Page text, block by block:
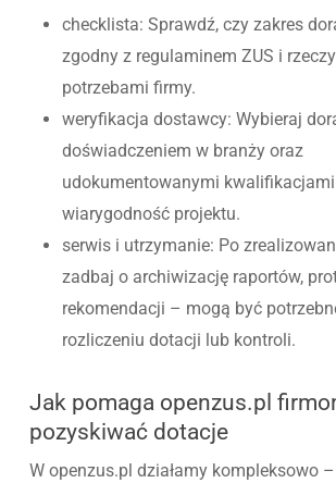
checklista: Sprawdź, czy zakres
zgodny z regulaminem ZUS i
potrzebami firmy.
weryfikacja dostawcy: Wybieraj
doświadczeniem w branży oraz
udokumentowanymi
wiarygodność projektu.
serwis i utrzymanie: Po
zadbaj o archiwizację raportów,
rekomendacji – mogą być
rozliczeniu dotacji lub kontroli.
Jak pomaga openzus.pl
pozyskiwać dotacje
W openzus.pl działamy kompleksowo